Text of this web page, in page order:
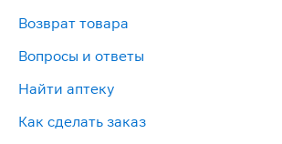
Возврат товара
Вопросы и ответы
Найти аптеку
Как сделать заказ